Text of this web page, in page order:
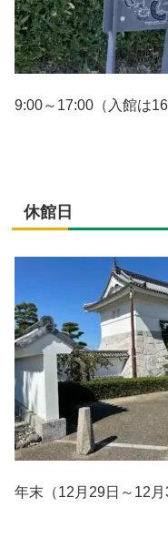
9:00～17:00（入館は
休館日
年末（12月29日～12月